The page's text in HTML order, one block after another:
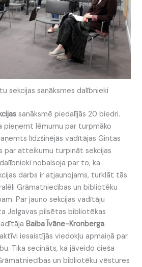
sekcijas sanāksmes dalībnieki
sanāksmē piedalījās 20 biedri.
pieņemt lēmumu par turpmāko
līdzšinējās vadītājas Gintas
par atteikumu turpināt sekcijas
nobalsoja par to, ka
darbs ir atjaunojams, turklāt tās
Grāmatniecības un bibliotēku
Par jauno sekcijas vadītāju
Jelgavas pilsētas bibliotēkas
Baiba Īvāne-Kronberga.
iesaistījās viedokļu apmaiņā par
Tika secināts, ka jāveido cieša
un bibliotēku vēstures